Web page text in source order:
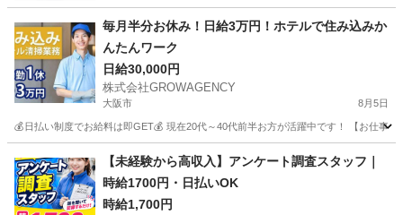
毎月半分お休み！日給3万円！ホテルで住み込みか
んたんワーク
日給30,000円
株式会社GROWAGENCY
大阪市 8月5日
💰日払い制度でお給料は即GET💰 現在20代～40代前半お方が活躍中です！ 【お仕事
ホテル 給料
【未経験から高収入】アンケート調査スタッフ｜
時給1700円・日払いOK
時給1,700円